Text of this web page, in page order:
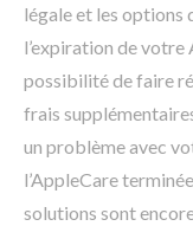
légale et les options
l’expiration de votre
possibilité de faire
frais
un problème avec
l’AppleCare
solutions sont